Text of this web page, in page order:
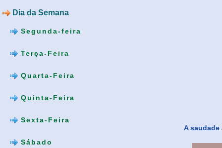
Dia da Semana
Segunda-feira
Terça-Feira
Quarta-Feira
Quinta-Feira
Sexta-Feira
Sábado
A